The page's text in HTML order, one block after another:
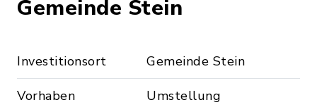
Gemeinde Stein
Investitionsort Gemeinde Stein
Vorhaben
Umstellung